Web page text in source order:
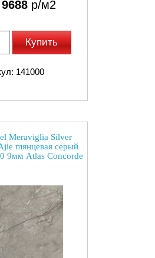
9688р/м2
Купить
141000
Meraviglia Silver
глянцевая серый
9мм Atlas Concorde